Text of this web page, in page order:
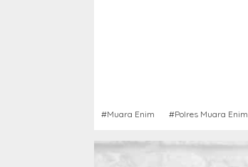
#Muara Enim #Polres Muara Enim